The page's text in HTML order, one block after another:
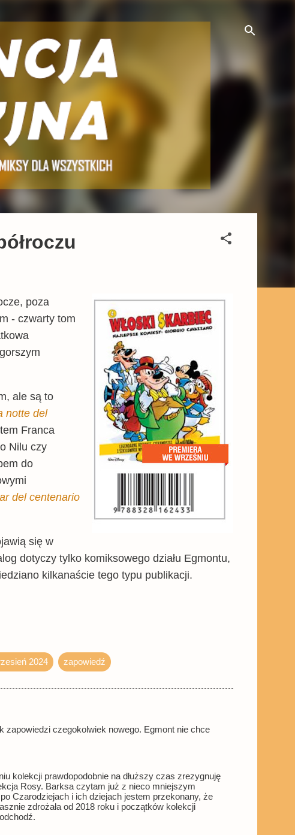
poza
- czwarty tom
ale są to
notte del
Franca
Nilu czy
do
del centenario
się w
dotyczy tylko komiksowego działu Egmontu,
kilkanaście tego typu publikacji.
2024 zapowiedź
zapowiedzi czegokolwiek nowego. Egmont nie chce
kolekcji prawdopodobnie na dłuższy czas zrezygnuję
Rosy. Barksa czytam już z nieco mniejszym
Czarodziejach i ich dziejach jestem przekonany, że
zdrożała od 2018 roku i początków kolekcji